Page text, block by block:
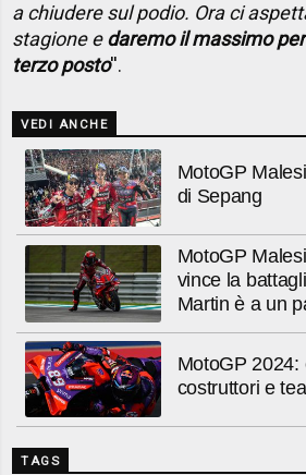
a chiudere sul podio. Ora ci
stagione edaremo il massimo
terzo posto''.
VEDI ANCHE
MotoGP
di Sepang
MotoGP
vince la
Martin è a un
MotoGP 2024:
costruttori e
TAGS